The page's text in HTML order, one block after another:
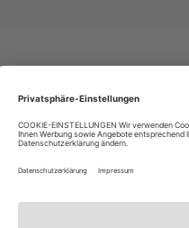
animierenden Frontprint
Shirt. Die edle
IHNEN AUCH